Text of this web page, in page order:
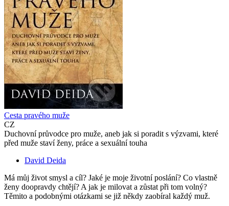
Cesta pravého muže
CZ
Duchovní průvodce pro muže, aneb jak si poradit s výzvami, které
před muže staví ženy, práce a sexuální touha
David Deida
Má můj život smysl a cíl? Jaké je moje životní poslání? Co vlastně
ženy doopravdy chtějí? A jak je milovat a zůstat při tom volný?
Těmito a podobnými otázkami se již někdy zaobíral každý muž.